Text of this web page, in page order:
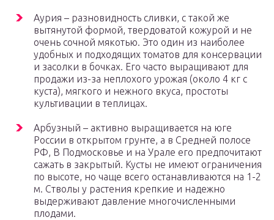
Аурия – разновидность сливки, с такой же
вытянутой формой, твердоватой кожурой и не
очень сочной мякотью. Это один из наиболее
удобных и подходящих томатов для консервации
и засолки в бочках. Его часто выращивают для
продажи из-за неплохого урожая (около 4 кг с
куста), мягкого и нежного вкуса, простоты
культивации в теплицах.
Арбузный – активно выращивается на юге
России в открытом грунте, а в Средней полосе
РФ, В Подмосковье и на Урале его предпочитают
сажать в закрытый. Кусты не имеют ограничения
по высоте, но чаще всего останавливаются на 1-2
м. Стволы у растения крепкие и надежно
выдерживают давление многочисленными
плодами.